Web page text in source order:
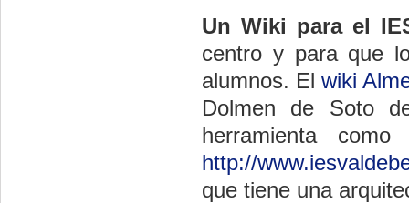
Un Wiki para el
centro y para que
alumnos. Elwiki
Dolmen de Soto
herramienta
http://
que tiene una